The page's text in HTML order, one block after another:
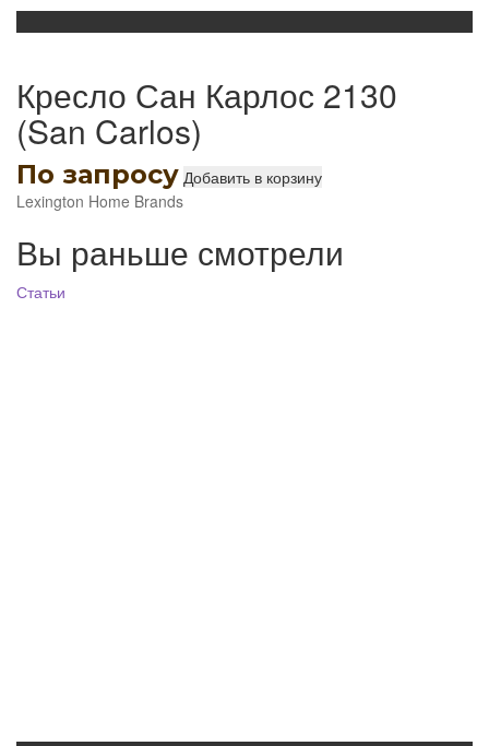
Кресло Сан Карлос 2130
(San Carlos)
По запросу Добавить в корзину
Lexington Home Brands
Вы раньше смотрели
Статьи